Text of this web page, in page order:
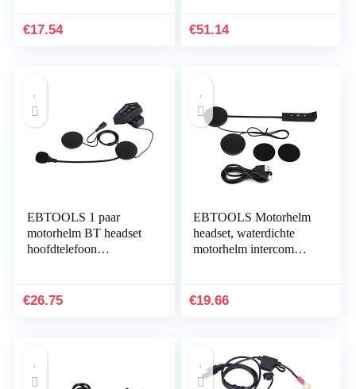
voor V4/V6…
€17.54
sleutelhanger…
€51.14
EBTOOLS 1 paar
motorhelm BT headset
hoofdtelefoon
helm
€26.75
EBTOOLS Motorhelm
headset, waterdichte
motorhelm intercom
voor FM-radio, MP3…
€19.66